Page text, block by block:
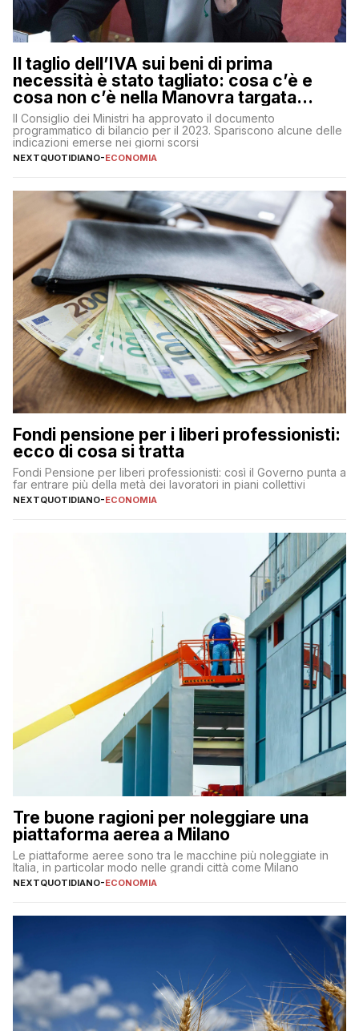
Il taglio dell’IVA sui beni di prima
necessità è stato tagliato: cosa c’è e
cosa non c’è nella Manovra targata
Meloni
Il Consiglio dei Ministri ha approvato il documento
programmatico di bilancio per il 2023. Spariscono alcune delle
indicazioni emerse nei giorni scorsi
NEXTQUOTIDIANO-ECONOMIA
Fondi pensione per i liberi professionisti:
ecco di cosa si tratta
Fondi Pensione per liberi professionisti: così il Governo punta a
far entrare più della metà dei lavoratori in piani collettivi
NEXTQUOTIDIANO-ECONOMIA
Tre buone ragioni per noleggiare una
piattaforma aerea a Milano
Le piattaforme aeree sono tra le macchine più noleggiate in
Italia, in particolar modo nelle grandi città come Milano
NEXTQUOTIDIANO-ECONOMIA